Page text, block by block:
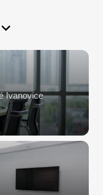
Ivanovice